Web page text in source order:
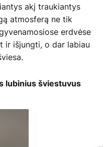
akį traukiantys
atmosferą ne tik
erdvėse
ir išjungti, o dar labiau
lubinius šviestuvus